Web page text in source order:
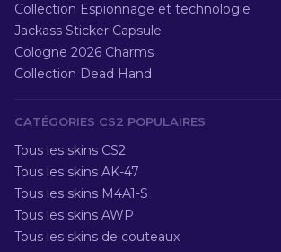
Collection Espionnage et technologie
Jackass Sticker Capsule
Cologne 2026 Charms
Collection Dead Hand
CATÉGORIES CS2 POPULAIRES
Tous les skins CS2
Tous les skins AK-47
Tous les skins M4A1-S
Tous les skins AWP
Tous les skins de couteaux